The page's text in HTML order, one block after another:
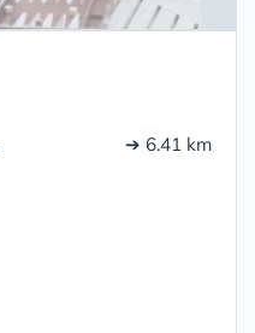
➔ 6.41 km